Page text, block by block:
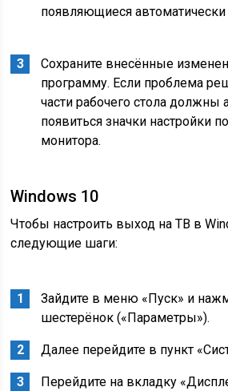
появляющиеся
Сохраните внесённые
программу. Если проблема
части рабочего стола должны
появиться значки настройки
монитора.
Windows 10
Чтобы настроить выход на ТВ в
следующие шаги:
Зайдите в меню «Пуск» и
шестерёнок («Параметры»).
Далее перейдите в пункт
Перейдите на вкладку